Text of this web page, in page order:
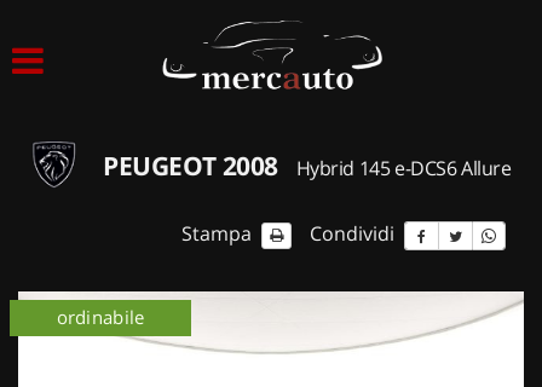
ACQUISTIAMO USATO
NOLEGGIO AUTO
PEUGEOT 2008 Hybrid 145 e-DCS6 Allure
Stampa Condividi
ordinabile